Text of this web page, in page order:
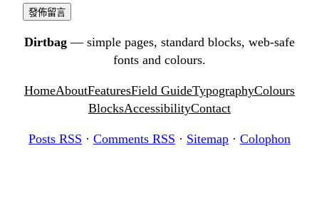
Dirtbag — simple pages, standard blocks, web-safe
fonts and colours.
HomeAboutFeaturesField GuideTypographyColours
BlocksAccessibilityContact
Posts RSS · Comments RSS · Sitemap · Colophon